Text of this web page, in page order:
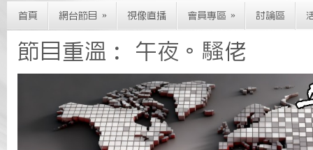
首頁 網台節目 » 視像直播 會員專區 » 討論區
節目重溫： 午夜。騷佬